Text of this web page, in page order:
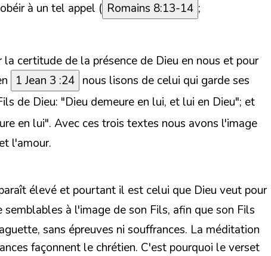
à un tel appel ( Romains 8:13-14 ;
certitude de la présence de Dieu en nous et pour
1 Jean 3 :24 nous lisons de celui qui garde ses
de Dieu: "Dieu demeure en lui, et lui en Dieu"; et
en lui". Avec ces trois textes nous avons l'image
l'amour.
élevé et pourtant il est celui que Dieu veut pour
à l'image de son Fils, afin que son Fils
sans épreuves ni souffrances. La méditation
façonnent le chrétien. C'est pourquoi le verset